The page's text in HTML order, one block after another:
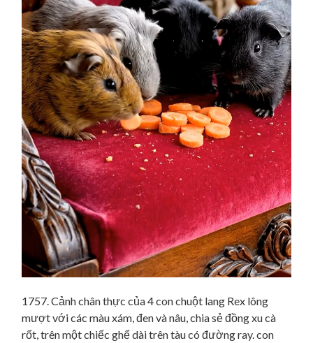
1757. Cảnh chân thực của 4 con chuột lang Rex lông
mượt với các màu xám, đen và nâu, chia sẻ đồng xu cà
rốt, trên một chiếc ghế dài trên tàu có đường ray. con